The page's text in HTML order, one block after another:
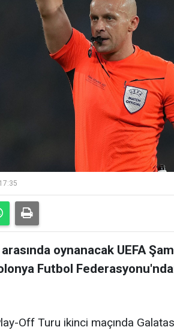
oynanacak UEFA
Futbol
Off Turu ikinci maçında